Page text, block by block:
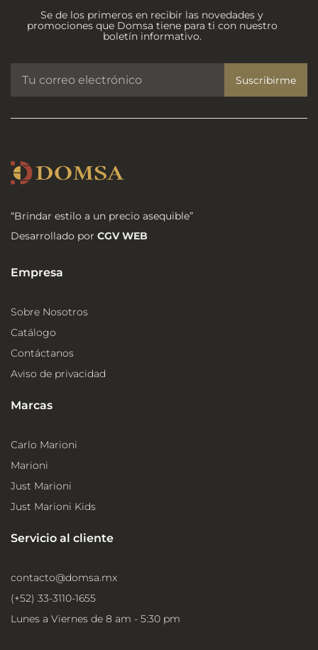
Se de los primeros en recibir las novedades y
promociones que Domsa tiene para ti con nuestro
boletín informativo.
Suscribirme
“Brindar estilo a un precio asequible”
Desarrollado por CGV WEB
Empresa
Sobre Nosotros
Catálogo
Contáctanos
Aviso de privacidad
Marcas
Carlo Marioni
Marioni
Just Marioni
Just Marioni Kids
Servicio al cliente
contacto@domsa.mx
(+52) 33-3110-1655
Lunes a Viernes de 8 am - 5:30 pm